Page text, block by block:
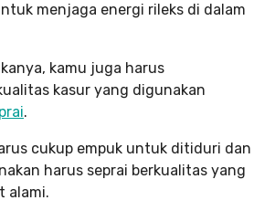
menjaga energi rileks di dalam
kamu juga harus
kasur yang digunakan
.
cukup empuk untuk ditiduri dan
harus seprai berkualitas yang
alami.